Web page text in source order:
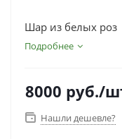
Шар из белых роз
Подробнее
8000 руб./
Нашли дешевле?